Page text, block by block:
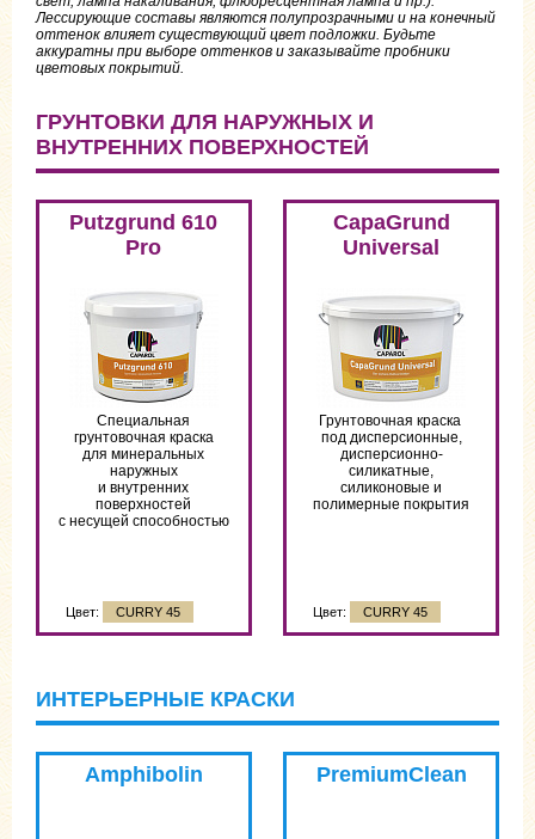
Лессирующие составы являются полупрозрачными и на конечный
оттенок влияет существующий цвет подложки. Будьте
аккуратны при выборе оттенков и заказывайте пробники
цветовых покрытий.
ГРУНТОВКИ ДЛЯ НАРУЖНЫХ И
ВНУТРЕННИХ ПОВЕРХНОСТЕЙ
Putzgrund 610
Pro
Специальная
грунтовочная краска
для минеральных
наружных
и внутренних
поверхностей
с несущей способностью
Цвет: CURRY 45
CapaGrund
Universal
Грунтовочная краска
под дисперсионные,
дисперсионно-
силикатные,
силиконовые и
полимерные покрытия
Цвет: CURRY 45
ИНТЕРЬЕРНЫЕ КРАСКИ
Amphibolin PremiumClean